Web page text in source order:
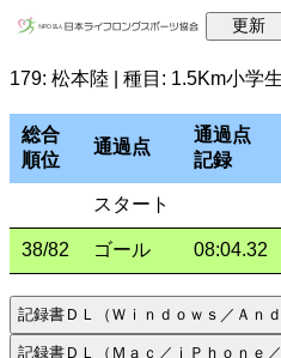
179: 松本陸 | 種目: 1.5Km小学
総合
順位
通過点
通過点
記録
スタート
38/82 ゴール 08:04.32